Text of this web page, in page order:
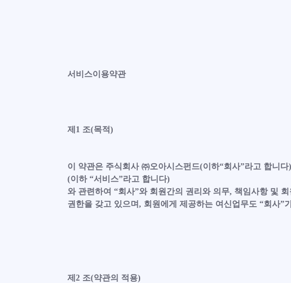
서비스이용약관
제1 조(목적)
이 약관은 주식회사 ㈜오아시스펀드(이하“회사”라고 합니
(이하 “서비스”라고 합니다)
와 관련하여 “회사”와 회원간의 권리와 의무, 책임사항 및
권한을 갖고 있으며, 회원에게 제공하는 여신업무도 “회사”
제2 조(약관의 적용)